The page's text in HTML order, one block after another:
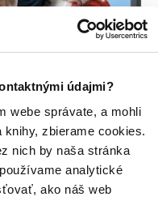
údajmi?
webe správate, a mohli
zbierame cookies.
nich by naša stránka
analytické
ako náš web